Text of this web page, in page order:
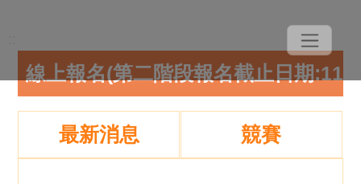
最新消息 競賽